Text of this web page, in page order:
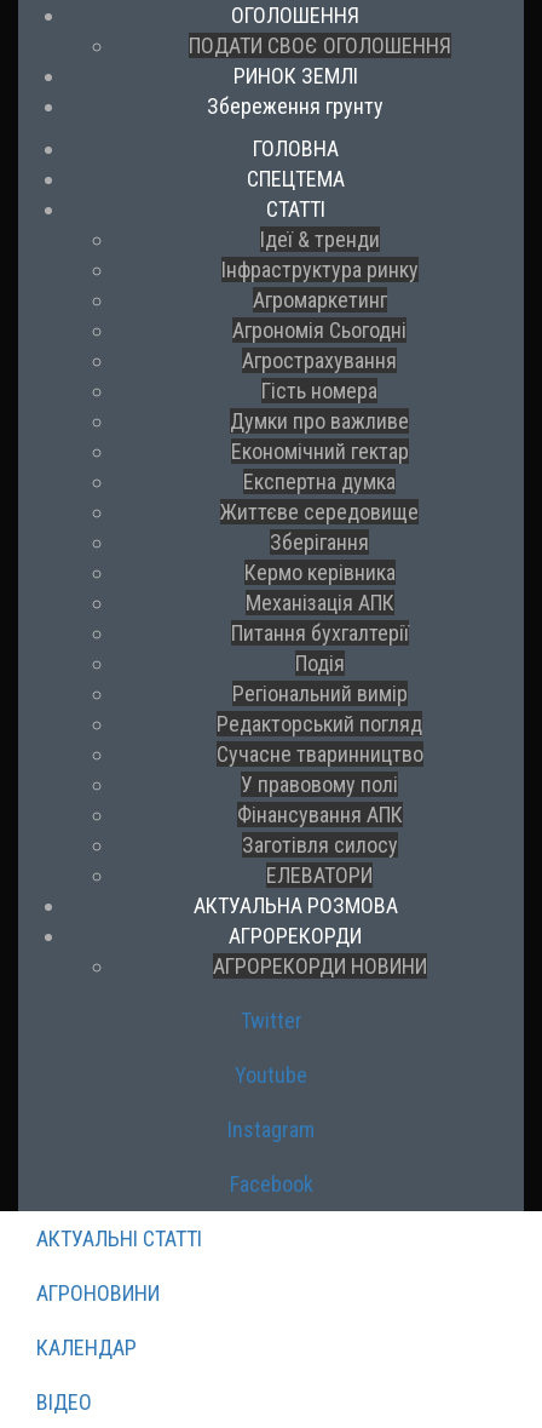
ОГОЛОШЕННЯ
ПОДАТИ СВОЄ ОГОЛОШЕННЯ
РИНОК ЗЕМЛІ
Збереження грунту
ГОЛОВНА
СПЕЦТЕМА
СТАТТІ
Ідеї & тренди
Інфраструктура ринку
Агромаркетинг
Агрономія Сьогодні
Агрострахування
Гість номера
Думки про важливе
Економічний гектар
Експертна думка
Життєве середовище
Зберігання
Кермо керівника
Механізація АПК
Питання бухгалтерії
Подія
Регіональний вимір
Редакторський погляд
Сучасне тваринництво
У правовому полі
Фінансування АПК
Заготівля силосу
ЕЛЕВАТОРИ
АКТУАЛЬНА РОЗМОВА
АГРОРЕКОРДИ
АГРОРЕКОРДИ НОВИНИ
Twitter
Youtube
Instagram
Facebook
АКТУАЛЬНІ СТАТТІ
АГРОНОВИНИ
КАЛЕНДАР
ВІДЕО